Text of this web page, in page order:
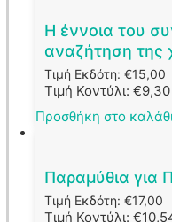
Η έννοια του
αναζήτηση της
Τιμή Εκδότη: €15,00
Τιμή Κοντύλι: €9,30
Προσθήκη στο
Παραμύθια για
Τιμή Εκδότη: €17,00
Τιμή Κοντύλι: €